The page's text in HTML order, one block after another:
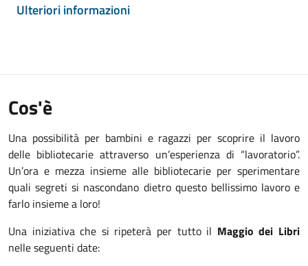
Ulteriori informazioni
Cos'è
Una possibilità per bambini e ragazzi per scoprire il lavoro
delle bibliotecarie attraverso un’esperienza di “lavoratorio”.
Un’ora e mezza insieme alle bibliotecarie per sperimentare
quali segreti si nascondano dietro questo bellissimo lavoro e
farlo insieme a loro!
Una iniziativa che si ripeterà per tutto il Maggio dei Libri
nelle seguenti date: